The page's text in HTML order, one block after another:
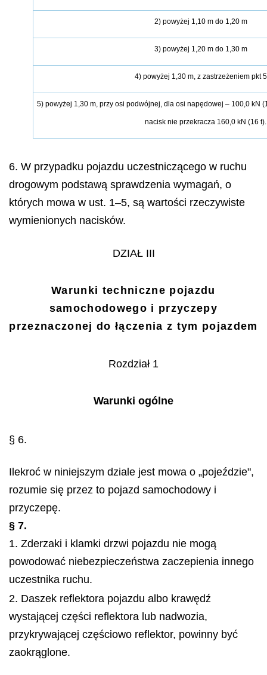
2) powyżej 1,10 m do 1,20 m
3) powyżej 1,20 m do 1,30 m
4) powyżej 1,30 m, z zastrzeżeniem pkt 5
5) powyżej 1,30 m, przy osi podwójnej, dla osi napędowej – 100,0 kN
nacisk nie przekracza 160,0 kN (16 t).
6. W przypadku pojazdu uczestniczącego w ruchu
drogowym podstawą sprawdzenia wymagań, o
których mowa w ust. 1–5, są wartości rzeczywiste
wymienionych nacisków.
DZIAŁ III
Warunki techniczne pojazdu
samochodowego i przyczepy
przeznaczonej do łączenia z tym pojazdem
Rozdział 1
Warunki ogólne
§ 6.
Ilekroć w niniejszym dziale jest mowa o „pojeździe",
rozumie się przez to pojazd samochodowy i
przyczepę.
§ 7.
1. Zderzaki i klamki drzwi pojazdu nie mogą
powodować niebezpieczeństwa zaczepienia innego
uczestnika ruchu.
2. Daszek reflektora pojazdu albo krawędź
wystającej części reflektora lub nadwozia,
przykrywającej częściowo reflektor, powinny być
zaokrąglone.